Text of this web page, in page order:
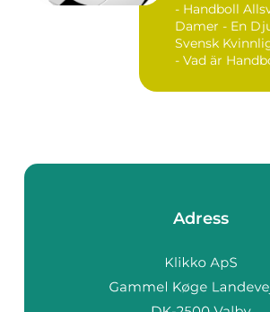
- Handboll
Damer - En
Svensk Kvinnlig
- Vad är
Adress